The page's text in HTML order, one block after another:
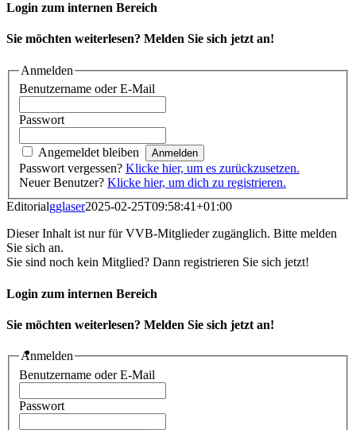
Login zum internen Bereich
Sie möchten weiterlesen? Melden Sie sich jetzt an!
Anmelden
Benutzername oder E-Mail
Passwort
Angemeldet bleiben
Passwort vergessen? Klicke hier, um es zurückzusetzen.
Neuer Benutzer? Klicke hier, um dich zu registrieren.
Editorialgglaser2025-02-25T09:58:41+01:00
Dieser Inhalt ist nur für VVB-Mitglieder zugänglich. Bitte melden
Sie sich an.
Sie sind noch kein Mitglied? Dann registrieren Sie sich jetzt!
Login zum internen Bereich
Sie möchten weiterlesen? Melden Sie sich jetzt an!
Anmelden
Benutzername oder E-Mail
Passwort